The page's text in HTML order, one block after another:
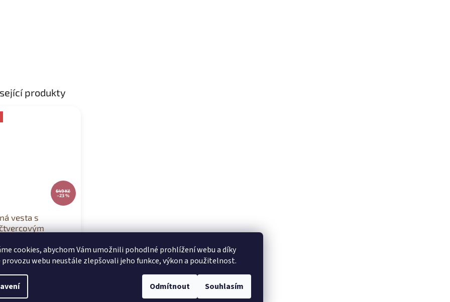
cookies, abychom Vám umožnili pohodlné prohlížení webu a díky
provozu webu neustále zlepšovali jeho funkce, výkon a použitelnost.
Odmítnout Souhlasím
produkty
649 Kč
–23 %
vesta s